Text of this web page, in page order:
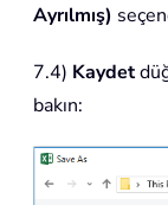
Ayrılmış)
7.4) Kaydet
bakın: